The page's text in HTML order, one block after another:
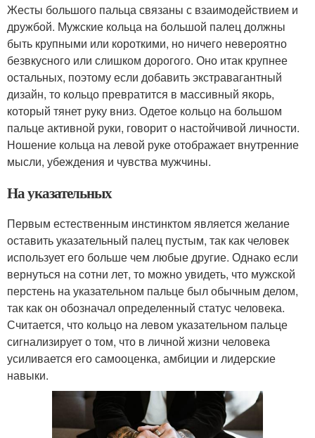
Жесты большого пальца связаны с взаимодействием и
дружбой. Мужские кольца на большой палец должны
быть крупными или короткими, но ничего невероятно
безвкусного или слишком дорогого. Оно итак крупнее
остальных, поэтому если добавить экстравагантный
дизайн, то кольцо превратится в массивный якорь,
который тянет руку вниз. Одетое кольцо на большом
пальце активной руки, говорит о настойчивой личности.
Ношение кольца на левой руке отображает внутренние
мысли, убеждения и чувства мужчины.
На указательных
Первым естественным инстинктом является желание
оставить указательный палец пустым, так как человек
использует его больше чем любые другие. Однако если
вернуться на сотни лет, то можно увидеть, что мужской
перстень на указательном пальце был обычным делом,
так как он обозначал определенный статус человека.
Считается, что кольцо на левом указательном пальце
сигнализирует о том, что в личной жизни человека
усиливается его самооценка, амбиции и лидерские
навыки.